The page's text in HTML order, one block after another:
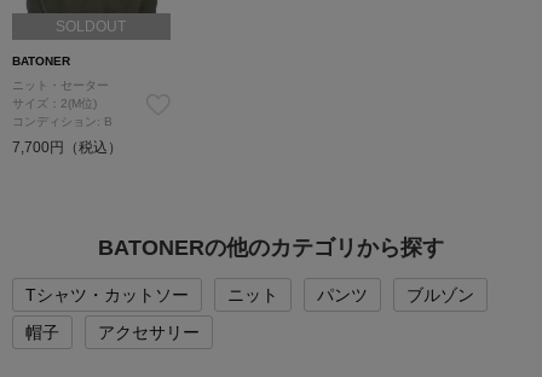
SOLDOUT
BATONER
ニット・セーター
サイズ：2(M位)
コンディション: B
7,700円（税込）
BATONERの他のカテゴリから探す
Tシャツ・カットソー ニット パンツ
ブルゾン
帽子
アクセサリー